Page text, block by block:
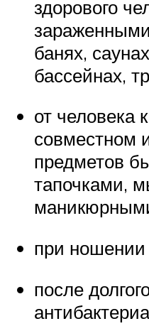
здорового
банях,
бассейнах,
от человека
совместном
предметов
тапочками,
при ношении
после